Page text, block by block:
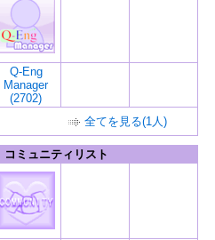
Q-Eng
Manager
(2702)
全てを見る(1人)
コミュニティリスト